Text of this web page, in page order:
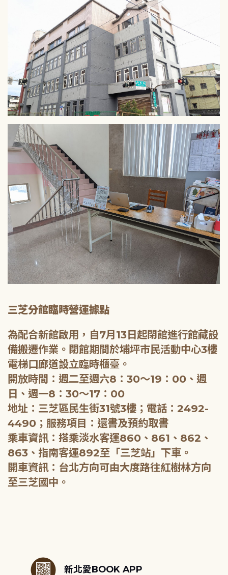
三芝分館臨時營運據點
為配合新館啟用，自7月13日起閉館進行館藏設
備搬遷作業。閉館期間於埔坪市民活動中心3樓
電梯口廊道設立臨時櫃臺。
開放時間：週二至週六8：30～19：00、週
日、週一8：30～17：00
地址：三芝區民生街31號3樓；電話：2492-
4490；服務項目：還書及預約取書
乘車資訊：搭乘淡水客運860、861、862、
863、指南客運892至「三芝站」下車。
開車資訊：台北方向可由大度路往紅樹林方向
至三芝國中。
新北愛BOOK APP